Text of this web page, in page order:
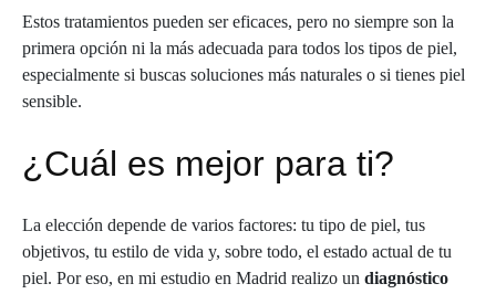
Estos tratamientos pueden ser eficaces, pero no siempre son la
primera opción ni la más adecuada para todos los tipos de piel,
especialmente si buscas soluciones más naturales o si tienes piel
sensible.
¿Cuál es mejor para ti?
La elección depende de varios factores: tu tipo de piel, tus
objetivos, tu estilo de vida y, sobre todo, el estado actual de tu
piel. Por eso, en mi estudio en Madrid realizo un diagnóstico